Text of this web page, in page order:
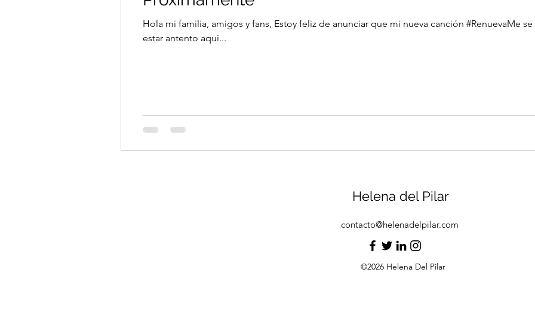
Hola mi familia, amigos y fans, Estoy feliz de anunciar que mi nueva canción #RenuevaMe
estar antento aqui...
Helena del Pilar
contacto@helenadelpilar.com
©2026 Helena Del Pilar